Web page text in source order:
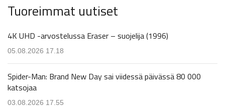
Tuoreimmat uutiset
4K UHD -arvostelussa Eraser – suojelija (1996)
05.08.2026 17.18
Spider-Man: Brand New Day sai viidessä päivässä 80 000
katsojaa
03.08.2026 17.55